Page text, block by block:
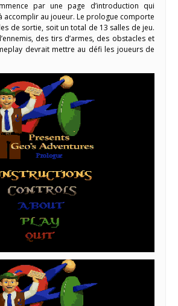
par une page d’introduction qui
accomplir au joueur. Le prologue comporte
de sortie, soit un total de 13 salles de jeu.
des tirs d’armes, des obstacles et
devrait mettre au défi les joueurs de